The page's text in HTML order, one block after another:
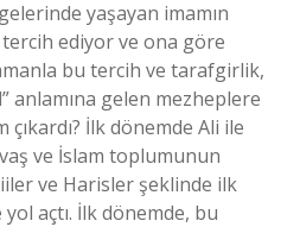
yaşayan imamın
ediyor ve ona göre
bu tercih ve tarafgirlik,
anlamına gelen mezheplere
İlk dönemde Ali ile
ve İslam toplumunun
ve Harisler şeklinde ilk
açtı. İlk dönemde, bu